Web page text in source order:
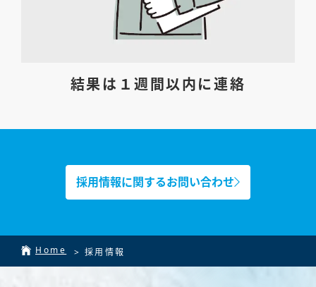
結果は１週間以内に連絡
採用情報に関するお問い合わせ
Home > 採用情報